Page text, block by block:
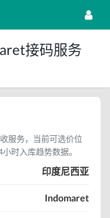
接码服务
服务，当前可选价位
时入库趋势数据。
印度尼西亚
Indomaret